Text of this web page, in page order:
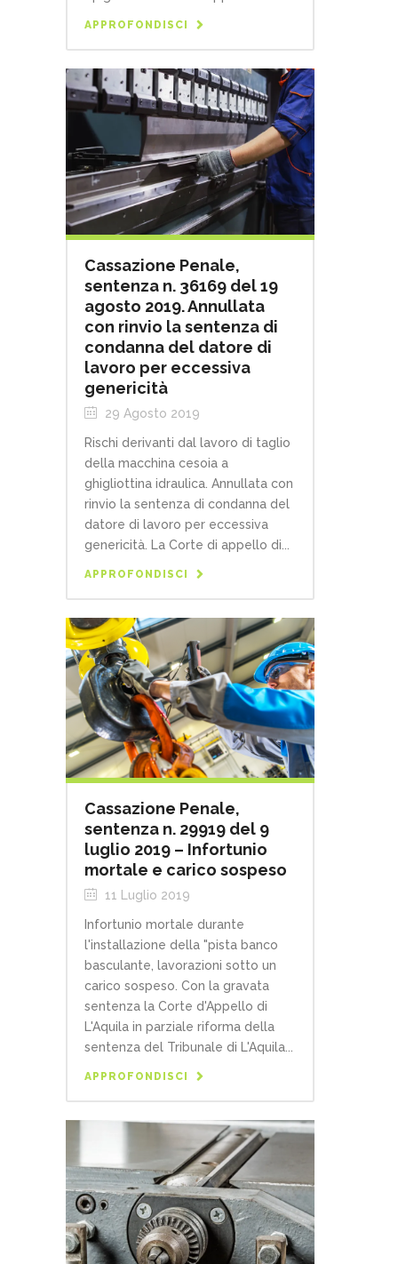
APPROFONDISCI
Cassazione Penale,
sentenza n. 36169 del 19
agosto 2019. Annullata
con rinvio la sentenza di
condanna del datore di
lavoro per eccessiva
genericità
29 Agosto 2019
Rischi derivanti dal lavoro di taglio
della macchina cesoia a
ghigliottina idraulica. Annullata con
rinvio la sentenza di condanna del
datore di lavoro per eccessiva
genericità. La Corte di appello di...
APPROFONDISCI
Cassazione Penale,
sentenza n. 29919 del 9
luglio 2019 – Infortunio
mortale e carico sospeso
11 Luglio 2019
Infortunio mortale durante
l'installazione della "pista banco
basculante, lavorazioni sotto un
carico sospeso. Con la gravata
sentenza la Corte d'Appello di
L'Aquila in parziale riforma della
sentenza del Tribunale di L'Aquila...
APPROFONDISCI